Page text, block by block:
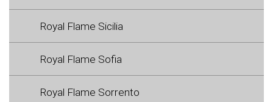
Royal Flame Sicilia
Royal Flame Sofia
Royal Flame Sorrento